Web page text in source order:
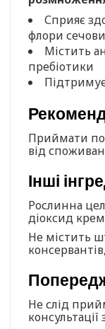
Сприяє
флори
Містить
пребіотики
Приймати по
від
Інші
Рослинна
діоксид
Не містить
Не слід
консультації